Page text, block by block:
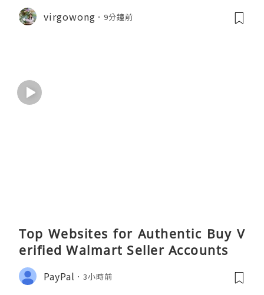
virgowong 9分鐘前
Top Websites for Authentic Buy V
erified Walmart Seller Accounts
PayPal 3小時前